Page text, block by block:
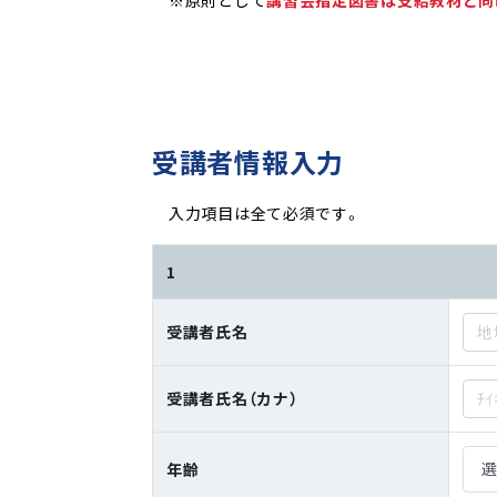
受講者情報入力
入力項目は全て必須です。
1
受講者氏名
受講者氏名（カナ）
年齡